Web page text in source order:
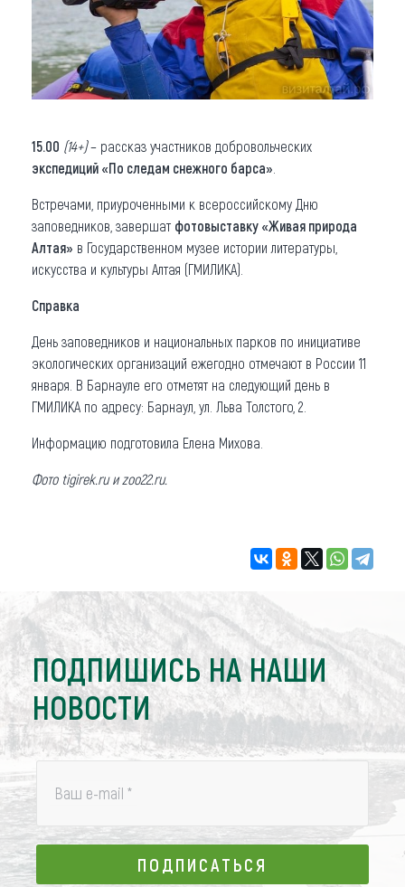
15.00 (14+)– рассказ участников добровольческих
экспедиций «По следам снежного барса»
Встречами, приуроченными к всероссийскому Дню
заповедников, завершат фотовыставку «Живая природа
Алтая» в Государственном музее истории литературы,
искусства и культуры Алтая (ГМИЛИКА).
Справка
День заповедников и национальных парков по инициативе
экологических организаций ежегодно отмечают в России 11
января. В Барнауле его отметят на следующий день в
ГМИЛИКА по адресу: Барнаул, ул. Льва Толстого, 2.
Информацию подготовила Елена Михова.
Фото tigirek.ru и zoo22.ru.
ПОДПИШИСЬ НА НАШИ
НОВОСТИ
Ваш e-mail *
ПОДПИСАТЬСЯ